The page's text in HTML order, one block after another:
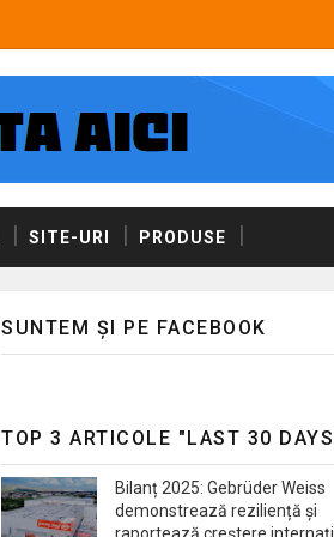
SITE-URI PRODUSE
SUNTEM ȘI PE FACEBOOK
TOP 3 ARTICOLE "LAST 30
Bilanț 2025: Gebrüder Weiss
demonstrează reziliență și